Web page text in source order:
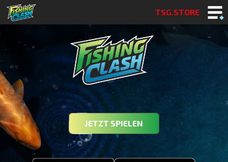
TSG.STORE
JETZT SPIELEN